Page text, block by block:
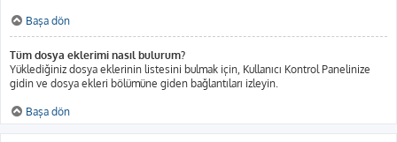
Başa dön
Tüm dosya eklerimi nasıl bulurum?
Yüklediğiniz dosya eklerinin listesini bulmak için, Kullanıcı Kontrol Panelinize
gidin ve dosya ekleri bölümüne giden bağlantıları izleyin.
Başa dön